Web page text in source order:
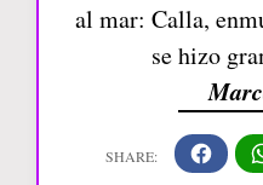
al mar: Calla,
se hizo